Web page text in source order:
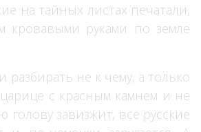
на тайных листах печатали,
кровавыми руками по земле
разбирать не к чему, а только
царице с красным камнем и не
голову завизжит, все русские